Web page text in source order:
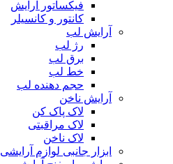
فیکساتور آرایش
کانتور و کانسیلر
آرایش لب
رژ لب
برق لب
خط لب
حجم دهنده لب
آرایش ناخن
لاک پاک کن
لاک مراقبتی
لاک ناخن
ابزار جانبی لوازم آرایشی